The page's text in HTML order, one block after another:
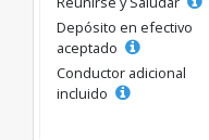
Depósito en efectivo
aceptado
Conductor adicional
incluido